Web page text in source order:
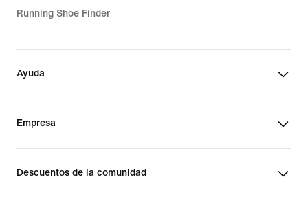
Running Shoe Finder
Ayuda
Empresa
Descuentos de la comunidad